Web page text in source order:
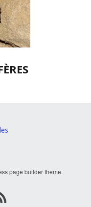
page builder theme.